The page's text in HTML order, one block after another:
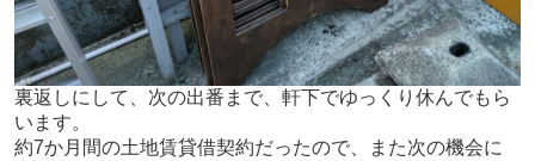
裏返しにして、次の出番まで、軒下でゆっくり休んでもら
います。
約7か月間の土地賃貸借契約だったので、また次の機会に